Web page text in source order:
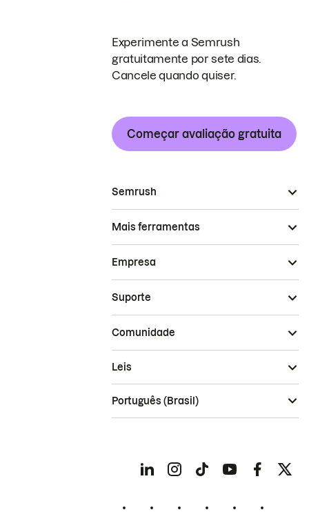
Experimente a Semrush
gratuitamente por sete dias.
Cancele quando quiser.
Começar avaliação gratuita
Semrush
Mais ferramentas
Empresa
Suporte
Comunidade
Leis
Português (Brasil)